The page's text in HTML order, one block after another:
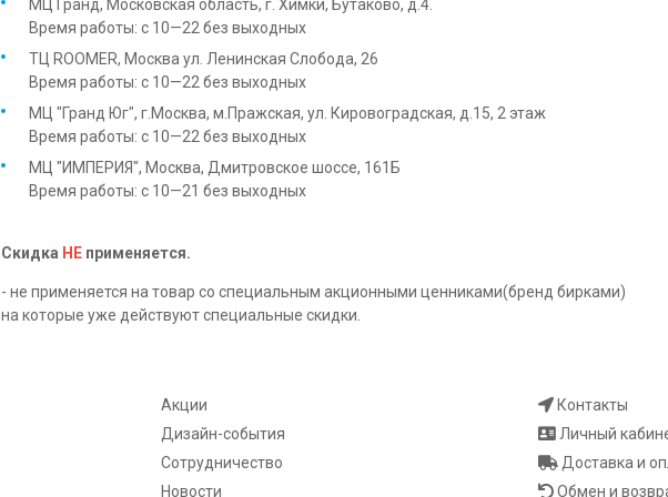
МЦ Гранд, Московская область, г. Химки, Бутаково, д.4.
Время работы: с 10—22 без выходных
ТЦ ROOMER, Москва ул. Ленинская Слобода, 26
Время работы: с 10—22 без выходных
МЦ ″Гранд Юг″, г.Москва, м.Пражская, ул. Кировоградская, д.15, 2 этаж
Время работы: с 10—22 без выходных
МЦ ″ИМПЕРИЯ″, Москва, Дмитровское шоссе, 161Б
Время работы: с 10—21 без выходных
Скидка НЕ применяется.
- не применяется на товар со специальным акционными ценниками(бренд бирками)
на которые уже действуют специальные скидки.
Акции
Дизайн-события
Сотрудничество
Новости
Контакты
Личный
Доставка и
Обмен и